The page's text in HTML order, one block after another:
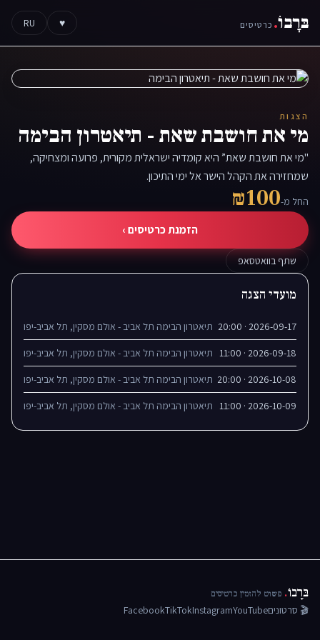
בּרָבוֹ. כרטיסים ♥
RU
הצגות
מי את חושבת שאת - תיאטרון הבימה
"מי את חושבת שאת” היא קומדיה ישראלית מקורית, פרועה ומצחיקה,
שמחזירה את הקהל הישר אל ימי התיכון.
החל מ-₪100
הזמנת כרטיסים ›
שתף בוואטסאפ
מועדי הצגה
2026-09-17 · 20:00 תיאטרון הבימה תל אביב - אולם מסקין, תל אביב-יפו
2026-09-18 · 11:00 תיאטרון הבימה תל אביב - אולם מסקין, תל אביב-יפו
2026-10-08 · 20:00 תיאטרון הבימה תל אביב - אולם מסקין, תל אביב-יפו
2026-10-09 · 11:00 תיאטרון הבימה תל אביב - אולם מסקין, תל אביב-יפו
בּרָבוֹ. פשוט להזמין כרטיסים
🎬 סרטוניםYouTube
Instagram
TikTok
Facebook